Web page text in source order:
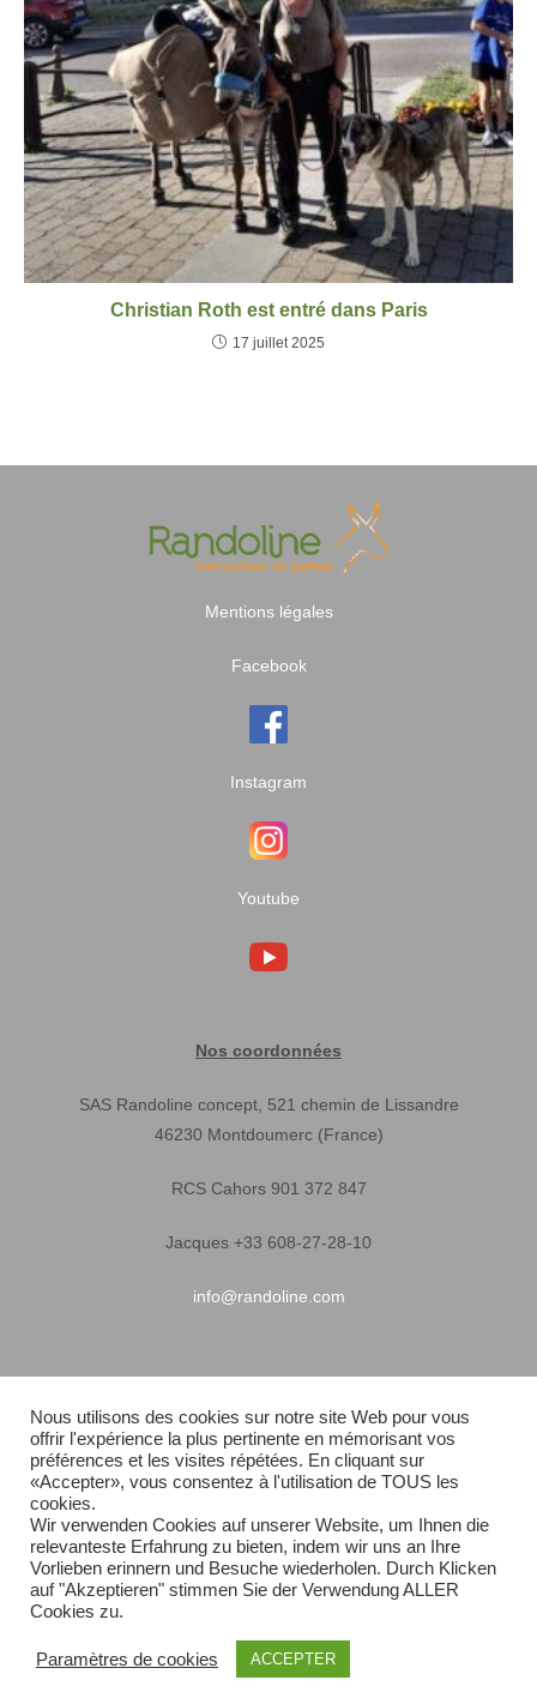
Christian Roth est entré dans Paris
17 juillet 2025
Mentions légales
Facebook
Instagram
Youtube
Nos coordonnées
SAS Randoline concept, 521 chemin de Lissandre
46230 Montdoumerc (France)
RCS Cahors 901 372 847
Jacques +33 608-27-28-10
info@randoline.com
Garantie matériel
Conditions générales de vente
Livraison rapide
Plan du site
Nous utilisons des cookies sur notre site Web pour vous
offrir l'expérience la plus pertinente en mémorisant vos
préférences et les visites répétées. En cliquant sur
«Accepter», vous consentez à l'utilisation de TOUS les
cookies.
Wir verwenden Cookies auf unserer Website, um Ihnen die
relevanteste Erfahrung zu bieten, indem wir uns an Ihre
Vorlieben erinnern und Besuche wiederholen. Durch Klicken
auf "Akzeptieren" stimmen Sie der Verwendung ALLER
Cookies zu.
Paramètres de cookies ACCEPTER